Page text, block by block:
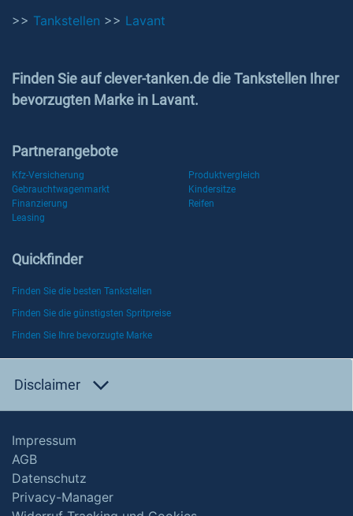
>> Tankstellen >> Lavant
Finden Sie auf clever-tanken.de die Tankstellen Ihrer
bevorzugten Marke in Lavant.
Partnerangebote
Kfz-Versicherung
Produktvergleich
Gebrauchtwagenmarkt
Kindersitze
Finanzierung
Reifen
Leasing
Quickfinder
Finden Sie die besten Tankstellen
Finden Sie die günstigsten Spritpreise
Finden Sie Ihre bevorzugte Marke
Disclaimer
Impressum
AGB
Datenschutz
Privacy-Manager